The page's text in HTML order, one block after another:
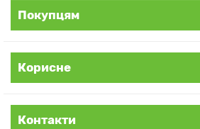
Покупцям
Корисне
Контакти